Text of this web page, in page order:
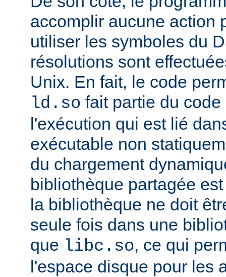
accomplir aucune action
utiliser les symboles du
résolutions sont
Unix. En fait, le code
ld.so fait partie du
l'exécution qui est lié
exécutable non
du chargement
bibliothèque partagée
la bibliothèque ne doit
seule fois dans une
que libc.so, ce qui
l'espace disque pour les